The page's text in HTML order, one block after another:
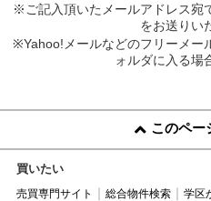
※ご記入頂いたメールアドレス宛
をお送りい
※Yahoo!メールなどのフリーメー
ォルダに入る場
このペー
買いたい
売買専門サイト 総合物件検索 学区